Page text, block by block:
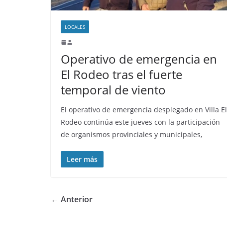
LOCALES
Operativo de emergencia en
El Rodeo tras el fuerte
temporal de viento
El operativo de emergencia desplegado en Villa El
Rodeo continúa este jueves con la participación
de organismos provinciales y municipales,
Leer más
← Anterior